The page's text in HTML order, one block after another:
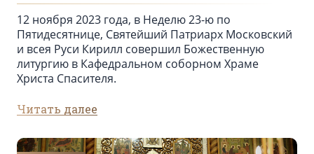
12 ноября 2023 года, в Неделю 23-ю по
Пятидесятнице, Святейший Патриарх Московский
и всея Руси Кирилл совершил Божественную
литургию в Кафедральном соборном Храме
Христа Спасителя.
Читать далее